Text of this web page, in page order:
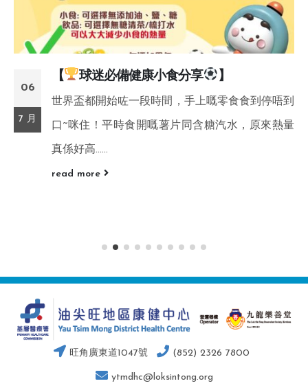
06
7 月
【 球迷必備健康小食分享 】
世界盃都開始咗一段時間，手上嘅零食食到停唔到
口~咪住！平時食開嘅薯片同含糖汽水，原來熱量
真係好高......
read more
旺角廣東道1047號 (852) 2326 7800
ytmdhc@loksintong.org